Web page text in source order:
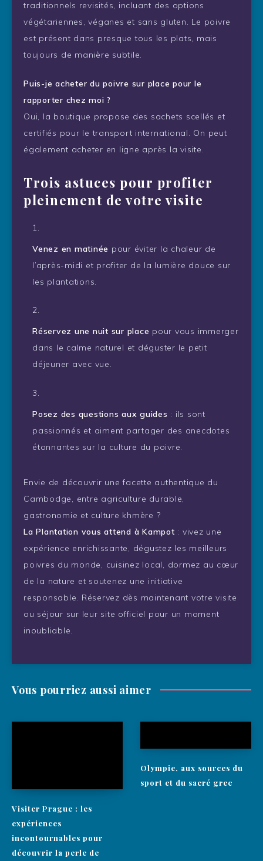
traditionnels revisités, incluant des options
végétariennes, véganes et sans gluten. Le poivre
est présent dans presque tous les plats, mais
toujours de manière subtile.
Puis-je acheter du poivre sur place pour le
rapporter chez moi ?
Oui, la boutique propose des sachets scellés et
certifiés pour le transport international. On peut
également acheter en ligne après la visite.
Trois astuces pour profiter
pleinement de votre visite
Venez en matinée pour éviter la chaleur de
l’après-midi et profiter de la lumière douce sur
les plantations.
Réservez une nuit sur place pour vous immerger
dans le calme naturel et déguster le petit
déjeuner avec vue.
Posez des questions aux guides : ils sont
passionnés et aiment partager des anecdotes
étonnantes sur la culture du poivre.
Envie de découvrir une facette authentique du
Cambodge, entre agriculture durable,
gastronomie et culture khmère ?
La Plantation vous attend à Kampot : vivez une
expérience enrichissante, dégustez les meilleurs
poivres du monde, cuisinez local, dormez au cœur
de la nature et soutenez une initiative
responsable. Réservez dès maintenant votre visite
ou séjour sur leur site officiel pour un moment
inoubliable.
Vous pourriez aussi aimer
Visiter Prague : les
expériences
incontournables pour
découvrir la perle de
Olympie, aux sources du
sport et du sacré grec